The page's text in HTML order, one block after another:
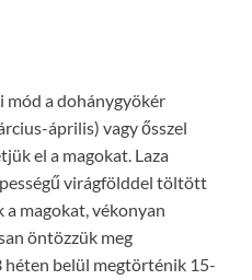
mód a dohánygyökér
április) vagy ősszel
el a magokat. Laza
virágfölddel töltött
a magokat, vékonyan
öntözzük meg
héten belül megtörténik 15-